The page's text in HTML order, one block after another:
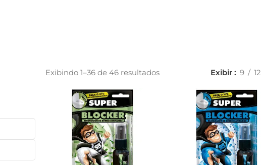
Exibindo 1–36 de 46 resultados Exibir 9 12